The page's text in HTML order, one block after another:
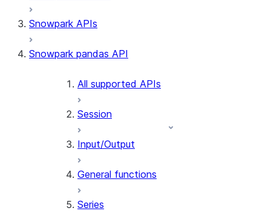
Snowpark APIs
Snowpark pandas API
All supported APIs
Session
Input/Output
General functions
Series